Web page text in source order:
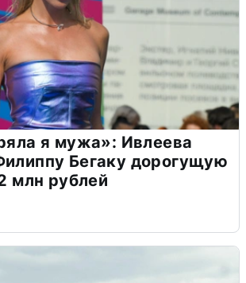
я мужа»: Ивлеева
Бегаку дорогущую
млн рублей